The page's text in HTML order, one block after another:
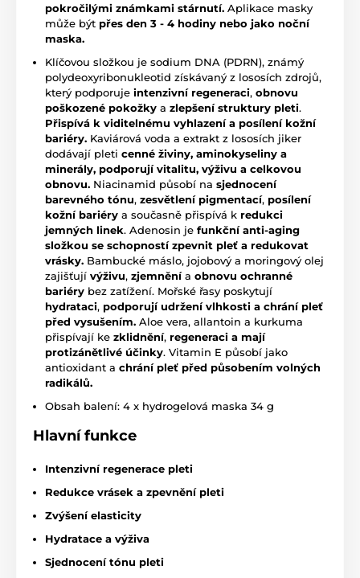
pokročilými známkami stárnutí. Aplikace masky
může být přes den 3 - 4 hodiny nebo jako noční
maska.
Klíčovou složkou je sodium DNA (PDRN), známý
polydeoxyribonukleotid získávaný z lososích zdrojů,
který podporuje intenzivní regeneraci, obnovu
poškozené pokožky a zlepšení struktury pleti.
Přispívá k viditelnému vyhlazení a posílení kožní
bariéry. Kaviárová voda a extrakt z lososích jiker
dodávají pleti cenné živiny, aminokyseliny a
minerály, podporují vitalitu, výživu a celkovou
obnovu. Niacinamid působí na sjednocení
barevného tónu, zesvětlení pigmentací, posílení
kožní bariéry a současně přispívá k redukci
jemných linek. Adenosin je funkční anti-aging
složkou se schopností zpevnit pleť a redukovat
vrásky. Bambucké máslo, jojobový a moringový olej
zajišťují výživu, zjemněnía obnovu ochranné
bariéry bez zatížení. Mořské řasy poskytují
hydrataci, podporují udržení vlhkosti a chrání pleť
před vysušením. Aloe vera, allantoin a kurkuma
přispívají ke zklidnění, regeneraci a mají
protizánětlivé účinky. Vitamin E působí jako
antioxidant a chrání pleť před působením volných
radikálů.
Obsah balení: 4 x hydrogelová maska 34 g
Hlavní funkce
Intenzivní regenerace pleti
Redukce vrásek a zpevnění pleti
Zvýšení elasticity
Hydratace a výživa
Sjednocení tónu pleti